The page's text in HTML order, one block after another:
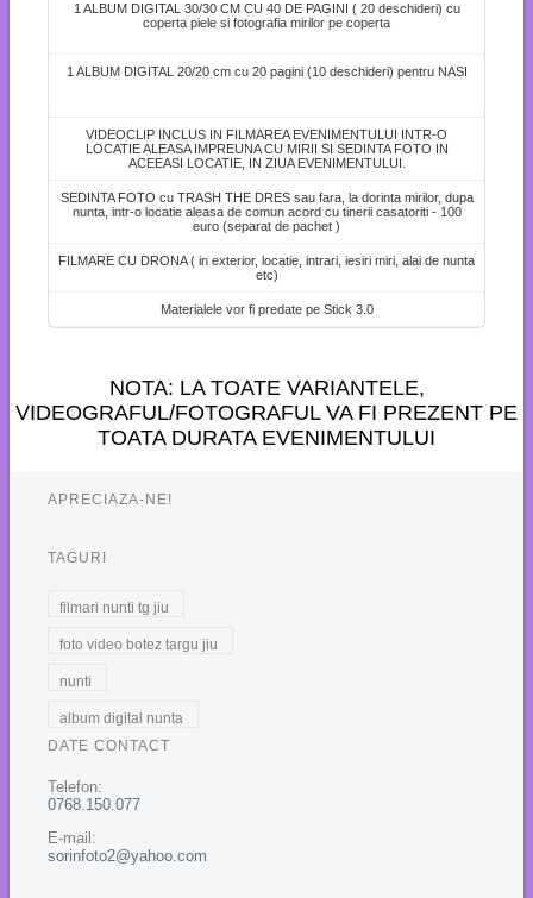
1 ALBUM DIGITAL 30/30 CM CU 40 DE PAGINI ( 20 deschideri) cu
coperta piele si fotografia mirilor pe coperta
1 ALBUM DIGITAL 20/20 cm cu 20 pagini (10 deschideri) pentru NASI
VIDEOCLIP INCLUS IN FILMAREA EVENIMENTULUI INTR-O
LOCATIE ALEASA IMPREUNA CU MIRII SI SEDINTA FOTO IN
ACEEASI LOCATIE, IN ZIUA EVENIMENTULUI.
SEDINTA FOTO cu TRASH THE DRES sau fara, la dorinta mirilor, dupa
nunta, intr-o locatie aleasa de comun acord cu tinerii casatoriti - 100
euro (separat de pachet )
FILMARE CU DRONA ( in exterior, locatie, intrari, iesiri miri, alai de nunta
etc)
Materialele vor fi predate pe Stick 3.0
NOTA: LA TOATE VARIANTELE,
VIDEOGRAFUL/FOTOGRAFUL VA FI PREZENT PE
TOATA DURATA EVENIMENTULUI
APRECIAZA-NE!
TAGURI
filmari nunti tg jiu
foto video botez targu jiu
nunti
album digital nunta
DATE CONTACT
Telefon:
0768.150.077
E-mail:
sorinfoto2@yahoo.com